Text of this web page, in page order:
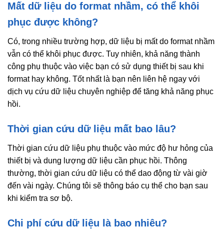
Mất dữ liệu do format nhầm, có thể khôi
phục được không?
Có, trong nhiều trường hợp, dữ liệu bị mất do format nhầm
vẫn có thể khôi phục được. Tuy nhiên, khả năng thành
công phụ thuộc vào việc bạn có sử dụng thiết bị sau khi
format hay không. Tốt nhất là bạn nên liên hệ ngay với
dịch vụ cứu dữ liệu chuyên nghiệp để tăng khả năng phục
hồi.
Thời gian cứu dữ liệu mất bao lâu?
Thời gian cứu dữ liệu phụ thuộc vào mức độ hư hỏng của
thiết bị và dung lượng dữ liệu cần phục hồi. Thông
thường, thời gian cứu dữ liệu có thể dao động từ vài giờ
đến vài ngày. Chúng tôi sẽ thông báo cụ thể cho bạn sau
khi kiểm tra sơ bộ.
Chi phí cứu dữ liệu là bao nhiêu?